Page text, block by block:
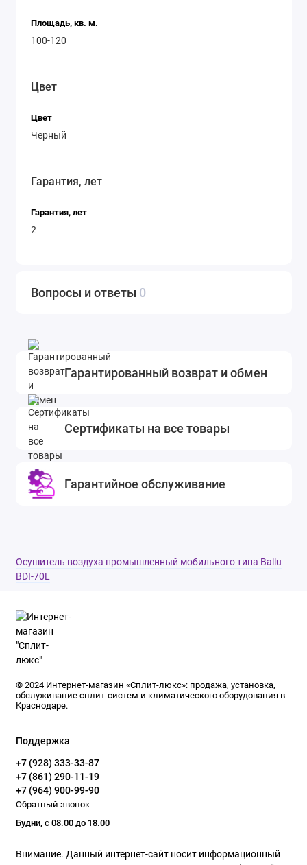
Площадь, кв. м.
100-120
Цвет
Цвет
Черный
Гарантия, лет
Гарантия, лет
2
Вопросы и ответы 0
Гарантированный возврат и обмен
Сертификаты на все товары
Гарантийное обслуживание
Осушитель воздуха промышленный мобильного типа Ballu
BDI-70L
© 2024 Интернет-магазин «Сплит-люкс»: продажа, установка,
обслуживание сплит-систем и климатического оборудования в
Краснодаре.
Поддержка
+7 (928) 333-33-87
+7 (861) 290-11-19
+7 (964) 900-99-90
Обратный звонок
Будни, с 08.00 до 18.00
Внимание. Данный интернет-сайт носит информационный